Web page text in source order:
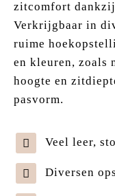
zitcomfort
Verkrijgbaar in
ruime
en kleuren, zoals
hoogte en
pasvorm.
Veel leer,
Diversen